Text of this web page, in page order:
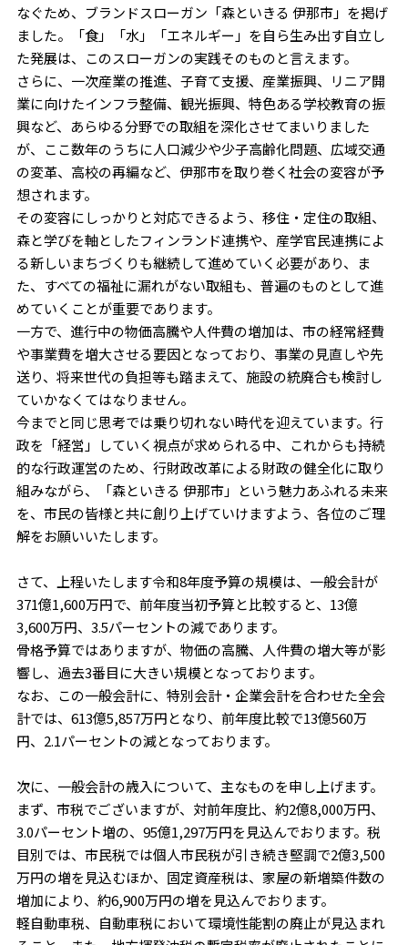
なぐため、ブランドスローガン「森といきる 伊那市」を掲げ
ました。「食」「水」「エネルギー」を自ら生み出す自立し
た発展は、このスローガンの実践そのものと言えます。
さらに、一次産業の推進、子育て支援、産業振興、リニア開
業に向けたインフラ整備、観光振興、特色ある学校教育の振
興など、あらゆる分野での取組を深化させてまいりました
が、ここ数年のうちに人口減少や少子高齢化問題、広域交通
の変革、高校の再編など、伊那市を取り巻く社会の変容が予
想されます。
その変容にしっかりと対応できるよう、移住・定住の取組、
森と学びを軸としたフィンランド連携や、産学官民連携によ
る新しいまちづくりも継続して進めていく必要があり、ま
た、すべての福祉に漏れがない取組も、普遍のものとして進
めていくことが重要であります。
一方で、進行中の物価高騰や人件費の増加は、市の経常経費
や事業費を増大させる要因となっており、事業の見直しや先
送り、将来世代の負担等も踏まえて、施設の統廃合も検討し
ていかなくてはなりません。
今までと同じ思考では乗り切れない時代を迎えています。行
政を「経営」していく視点が求められる中、これからも持続
的な行政運営のため、行財政改革による財政の健全化に取り
組みながら、「森といきる 伊那市」という魅力あふれる未来
を、市民の皆様と共に創り上げていけますよう、各位のご理
解をお願いいたします。
さて、上程いたします令和8年度予算の規模は、一般会計が
371億1,600万円で、前年度当初予算と比較すると、13億
3,600万円、3.5パーセントの減であります。
骨格予算ではありますが、物価の高騰、人件費の増大等が影
響し、過去3番目に大きい規模となっております。
なお、この一般会計に、特別会計・企業会計を合わせた全会
計では、613億5,857万円となり、前年度比較で13億560万
円、2.1パーセントの減となっております。
次に、一般会計の歳入について、主なものを申し上げます。
まず、市税でございますが、対前年度比、約2億8,000万円、
3.0パーセント増の、95億1,297万円を見込んでおります。税
目別では、市民税では個人市民税が引き続き堅調で2億3,500
万円の増を見込むほか、固定資産税は、家屋の新増築件数の
増加により、約6,900万円の増を見込んでおります。
軽自動車税、自動車税において環境性能割の廃止が見込まれ